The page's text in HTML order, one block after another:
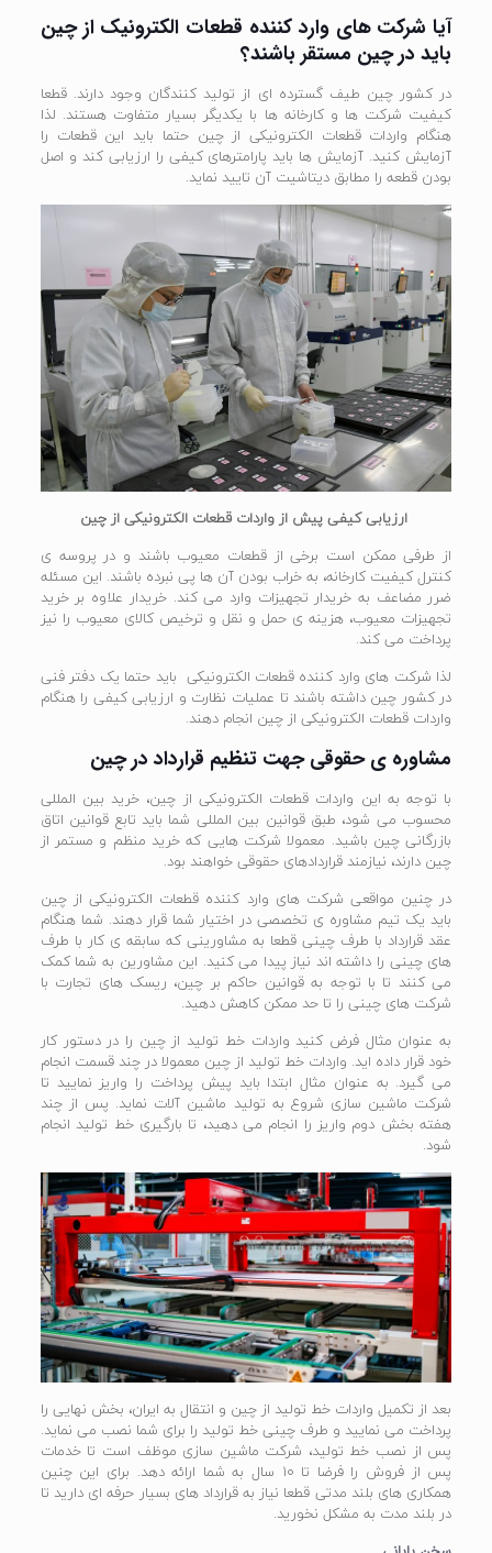
آیا شرکت های وارد کننده قطعات الکترونیک از چین
باید در چین مستقر باشند؟
در کشور چین طیف گسترده ای از تولید کنندگان وجود دارند. قطعا
کیفیت شرکت ها و کارخانه ها با یکدیگر بسیار متفاوت هستند. لذا
هنگام واردات قطعات الکترونیکی از چین حتما باید این قطعات را
آزمایش کنید. آزمایش ها باید پارامترهای کیفی را ارزیابی کند و اصل
بودن قطعه را مطابق دیتاشیت آن تایید نماید.
ارزیابی کیفی پیش از واردات قطعات الکترونیکی از چین
از طرفی ممکن است برخی از قطعات معیوب باشند و در پروسه ی
کنترل کیفیت کارخانه، به خراب بودن آن ها پی نبرده باشند. این مسئله
ضرر مضاعف به خریدار تجهیزات وارد می کند. خریدار علاوه بر خرید
تجهیزات معیوب، هزینه ی حمل و نقل و ترخیص کالای معیوب را نیز
پرداخت می کند.
لذا شرکت های وارد کننده قطعات الکترونیکی باید حتما یک دفتر فنی
در کشور چین داشته باشند تا عملیات نظارت و ارزیابی کیفی را هنگام
واردات قطعات الکترونیکی از چین انجام دهند.
مشاوره ی حقوقی جهت تنظیم قرارداد در چین
با توجه به این واردات قطعات الکترونیکی از چین، خرید بین المللی
محسوب می شود، طبق قوانین بین المللی شما باید تابع قوانین اتاق
بازرگانی چین باشید. معمولا شرکت هایی که خرید منظم و مستمر از
چین دارند، نیازمند قراردادهای حقوقی خواهند بود.
در چنین مواقعی شرکت های وارد کننده قطعات الکترونیکی از چین
باید یک تیم مشاوره ی تخصصی در اختیار شما قرار دهند. شما هنگام
عقد قرارداد با طرف چینی قطعا به مشاورینی که سابقه ی کار با طرف
های چینی را داشته اند نیاز پیدا می کنید. این مشاورین به شما کمک
می کنند تا با توجه به قوانین حاکم بر چین، ریسک های تجارت با
شرکت های چینی را تا حد ممکن کاهش دهید.
به عنوان مثال فرض کنید واردات خط تولید از چین را در دستور کار
خود قرار داده اید. واردات خط تولید از چین معمولا در چند قسمت انجام
می گیرد. به عنوان مثال ابتدا باید پیش پرداخت را واریز نمایید تا
شرکت ماشین سازی شروع به تولید ماشین آلات نماید. پس از چند
هفته بخش دوم واریز را انجام می دهید، تا بارگیری خط تولید انجام
شود.
بعد از تکمیل واردات خط تولید از چین و انتقال به ایران، بخش نهایی را
پرداخت می نمایید و طرف چینی خط تولید را برای شما نصب می نماید.
پس از نصب خط تولید، شرکت ماشین سازی موظف است تا خدمات
پس از فروش را فرضا تا 10 سال به شما ارائه دهد. برای این چنین
همکاری های بلند مدتی قطعا نیاز به قرارداد های بسیار حرفه ای دارید تا
در بلند مدت به مشکل نخورید.